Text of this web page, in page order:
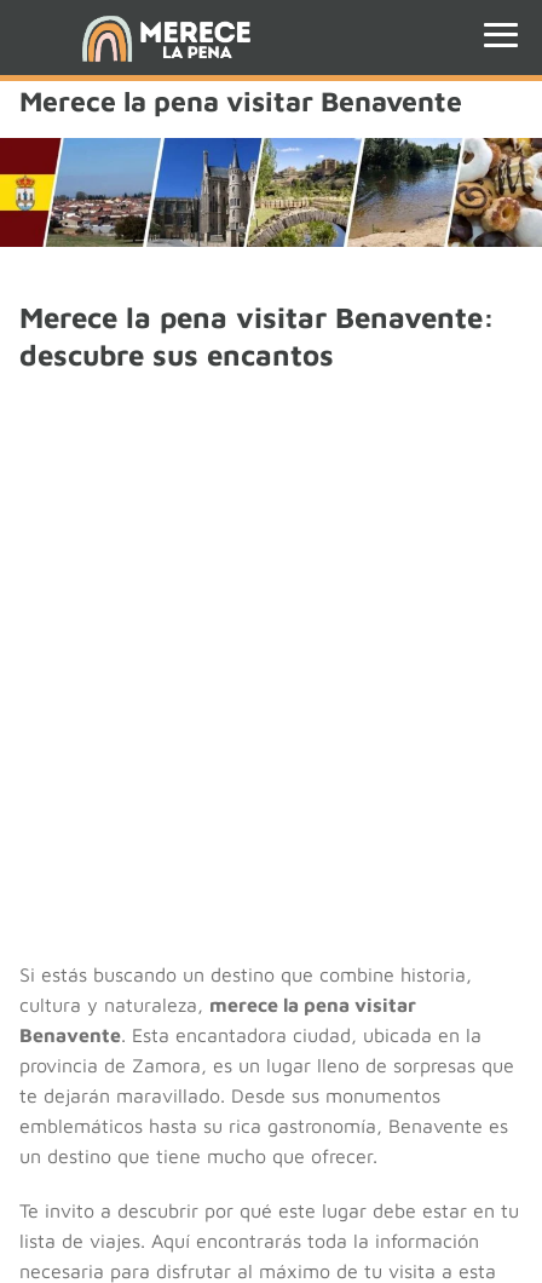
Merece la pena visitar Benavente
Merece la pena visitar Benavente:
descubre sus encantos
Si estás buscando un destino que combine historia,
cultura y naturaleza, merece la pena visitar
Benavente. Esta encantadora ciudad, ubicada en la
provincia de Zamora, es un lugar lleno de sorpresas que
te dejarán maravillado. Desde sus monumentos
emblemáticos hasta su rica gastronomía, Benavente es
un destino que tiene mucho que ofrecer.
Te invito a descubrir por qué este lugar debe estar en tu
lista de viajes. Aquí encontrarás toda la información
necesaria para disfrutar al máximo de tu visita a esta